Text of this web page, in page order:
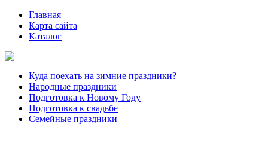
Главная
Карта сайта
Каталог
Куда поехать на зимние праздники?
Народные праздники
Подготовка к Новому Году
Подготовка к свадьбе
Семейные праздники